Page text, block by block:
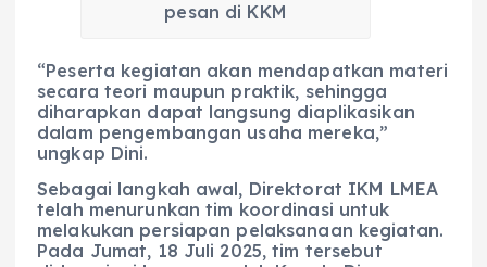
pesan di KKM
“Peserta kegiatan akan mendapatkan materi
secara teori maupun praktik, sehingga
diharapkan dapat langsung diaplikasikan
dalam pengembangan usaha mereka,”
ungkap Dini.
Sebagai langkah awal, Direktorat IKM LMEA
telah menurunkan tim koordinasi untuk
melakukan persiapan pelaksanaan kegiatan.
Pada Jumat, 18 Juli 2025, tim tersebut